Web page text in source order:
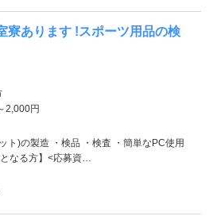
寮あります !スポーツ用品の検
2,000円
ト)の製造 ・検品 ・検査 ・簡単なPC使用
なる方】<応募資…